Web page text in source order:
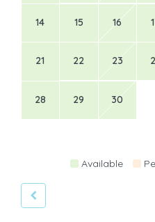
14 15 16
21 22 23
28 29 30
Available